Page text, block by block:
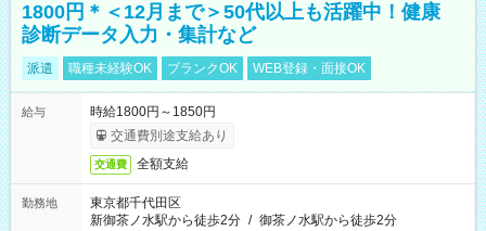
1800円＊＜12月まで＞50代以上も活躍中！健康
診断データ入力・集計など
派遣 職種未経験OK ブランクOK WEB登録・面接OK
給与
時給1800円～1850円
交通費別途支給あり
交通費 全額支給
勤務地
東京都千代田区
新御茶ノ水駅から徒歩2分 / 御茶ノ水駅から徒歩2分